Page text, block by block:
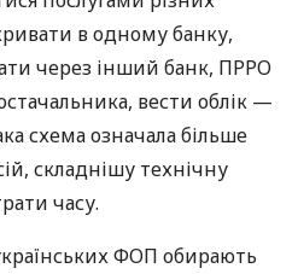
в одному банку,
через інший банк, ПРРО
вести облік —
схема означала більше
складнішу технічну
часу.
ФОП обирають